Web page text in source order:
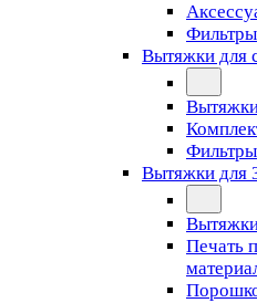
Фильтры
Вытяжки для
Фильтры
Вытяжки для
Печать